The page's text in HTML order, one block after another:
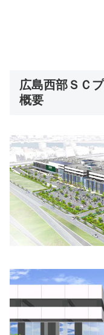
広島西部ＳＣ
概要